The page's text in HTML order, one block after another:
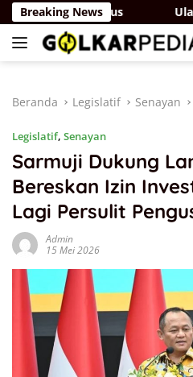
Langsung
ke
konten
Breaking News
Belaya Rus Ulang
Beranda Legislatif Senayan
Legislatif, Senayan
Sarmuji Dukung
Bereskan Izin
Lagi Persulit
Admin
15 Mei 2026